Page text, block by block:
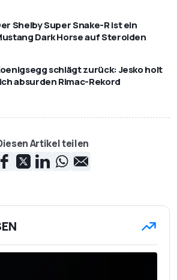
Shelby Super Snake-R ist ein
Dark Horse auf Steroiden
schlägt zurück: Jesko holt
absurden Rimac-Rekord
Artikel teilen